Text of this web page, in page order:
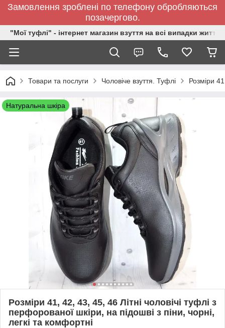
Замовлення зроблені по телефону обробляються
позачергово.
"Мої туфлі" - інтернет магазин взуття на всі випадки життя.
Товари та послуги Чоловіче взуття. Туфлі Розміри
Натуральна шкіра
Розміри 41, 42, 43, 45, 46 Літні чоловічі туфлі з
перфорованої шкіри, на підошві з піни, чорні,
легкі та комфортні